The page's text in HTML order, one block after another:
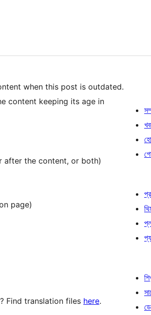
when this post is outdated.
content keeping its age in
after the content, or both)
page)
Find translation files here.